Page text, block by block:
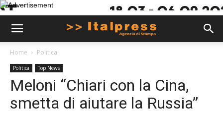
Home Politica
Politica Top News
Meloni “Chiari con la Cina,
smetta di aiutare la Russia”